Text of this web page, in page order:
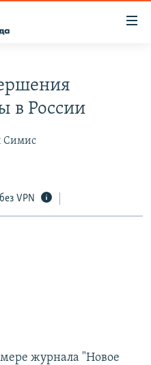
в России
Симис
VPN
журнала "Новое